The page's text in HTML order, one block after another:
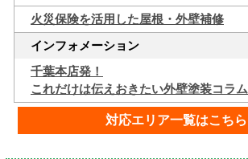
火災保険を活用した屋根・外壁補修
インフォメーション
千葉本店発！
これだけは伝えおきたい外壁塗装コラム
対応エリア一覧はこちら